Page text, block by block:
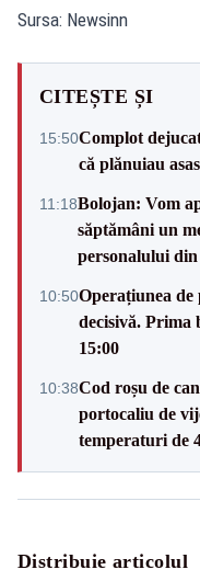
Sursa: Newsinn
CITEȘTE ȘI
15:50Complot
că plănuiau
11:18Bolojan: Vom
săptămâni un
personalului
10:50Operațiunea
decisivă. Prima
15:00
10:38Cod roșu de
portocaliu de
temperaturi de
Distribuie articolul